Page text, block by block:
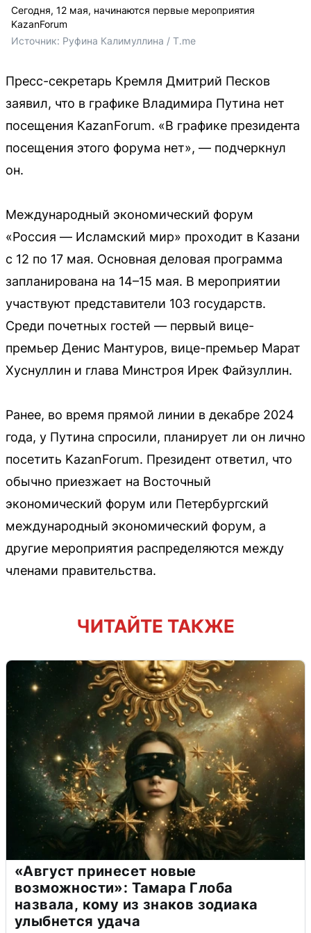
Сегодня, 12 мая, начинаются первые мероприятия
KazanForum
Источник: Руфина Калимуллина / T.me
Пресс-секретарь Кремля Дмитрий Песков
заявил, что в графике Владимира Путина нет
посещения KazanForum. «В графике президента
посещения этого форума нет», — подчеркнул
он.
Международный экономический форум
«Россия — Исламский мир» проходит в Казани
с 12 по 17 мая. Основная деловая программа
запланирована на 14–15 мая. В мероприятии
участвуют представители 103 государств.
Среди почетных гостей — первый вице-
премьер Денис Мантуров, вице-премьер Марат
Хуснуллин и глава Минстроя Ирек Файзуллин.
Ранее, во время прямой линии в декабре 2024
года, у Путина спросили, планирует ли он лично
посетить KazanForum. Президент ответил, что
обычно приезжает на Восточный
экономический форум или Петербургский
международный экономический форум, а
другие мероприятия распределяются между
членами правительства.
ЧИТАЙТЕ ТАКЖЕ
«Август принесет новые
возможности»: Тамара Глоба
назвала, кому из знаков зодиака
улыбнется удача